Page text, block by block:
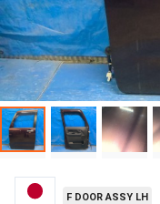
F DOOR ASSY LH